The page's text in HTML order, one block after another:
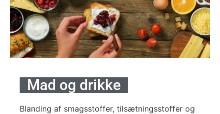
Mad og drikke
Blanding af smagsstoffer, tilsætningsstoffer og